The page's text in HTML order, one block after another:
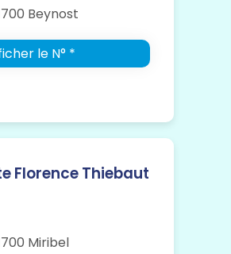
Beynost
le N° *
Florence Thiebaut
Miribel